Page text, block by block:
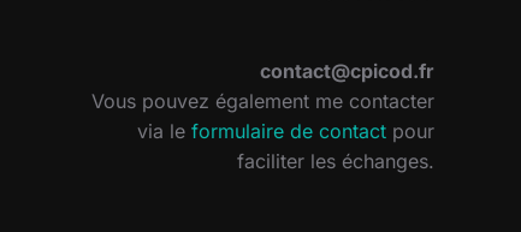
contact@cpicod.fr
Vous pouvez également me contacter
via le formulaire de contact pour
faciliter les échanges.